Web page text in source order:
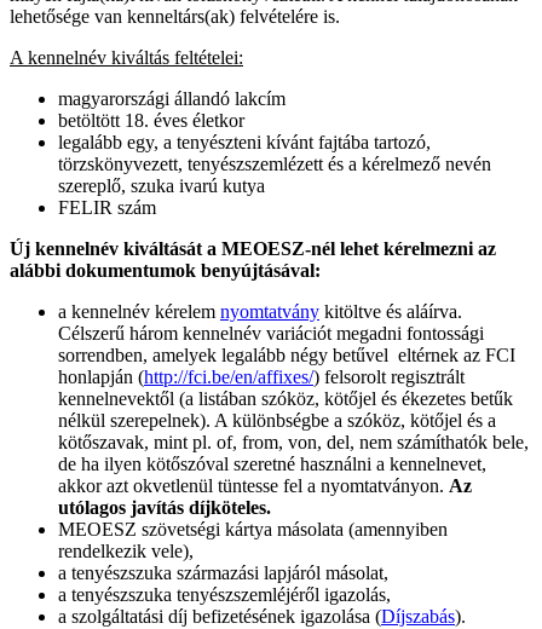
lehetősége van kenneltárs(ak) felvételére is.
A kennelnév kiváltás feltételei:
magyarországi állandó lakcím
betöltött 18. éves életkor
legalább egy, a tenyészteni kívánt fajtába tartozó,
törzskönyvezett, tenyészszemlézett és a kérelmező nevén
szereplő, szuka ivarú kutya
FELIR szám
Új kennelnév kiváltását a MEOESZ-nél lehet kérelmezni az
alábbi dokumentumok benyújtásával:
a kennelnév kérelem nyomtatvány kitöltve és aláírva.
Célszerű három kennelnév variációt megadni fontossági
sorrendben, amelyek legalább négy betűvel eltérnek az FCI
honlapján (http://fci.be/en/affixes/) felsorolt regisztrált
kennelnevektől (a listában szóköz, kötőjel és ékezetes betűk
nélkül szerepelnek). A különbségbe a szóköz, kötőjel és a
kötőszavak, mint pl. of, from, von, del, nem számíthatók bele,
de ha ilyen kötőszóval szeretné használni a kennelnevet,
akkor azt okvetlenül tüntesse fel a nyomtatványon. Az
utólagos javítás díjköteles.
MEOESZ szövetségi kártya másolata (amennyiben
rendelkezik vele),
a tenyészszuka származási lapjáról másolat,
a tenyészszuka tenyészszemléjéről igazolás,
a szolgáltatási díj befizetésének igazolása (Díjszabás).